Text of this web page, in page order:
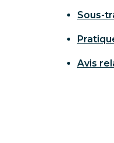
Sous-
Avis